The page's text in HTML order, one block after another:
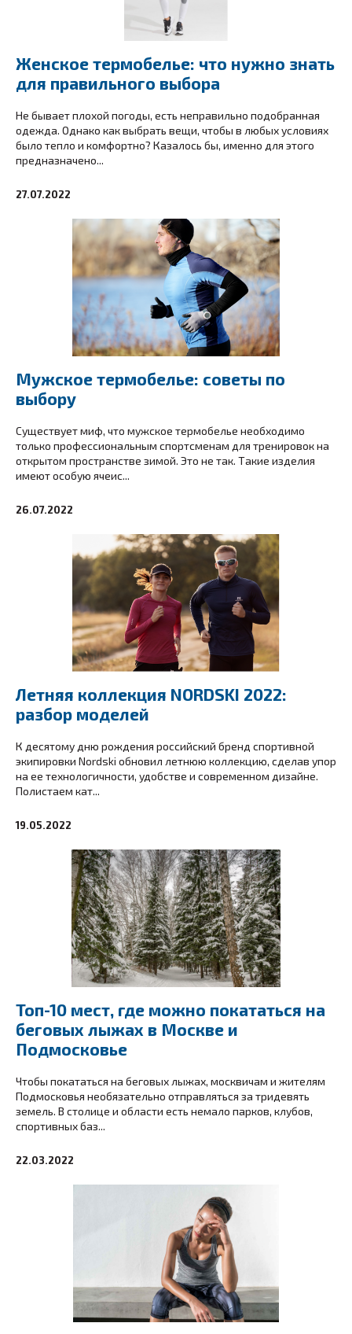
Женское термобелье: что нужно знать
для правильного выбора
Не бывает плохой погоды, есть неправильно подобранная
одежда. Однако как выбрать вещи, чтобы в любых условиях
было тепло и комфортно? Казалось бы, именно для этого
предназначено...
27.07.2022
Мужское термобелье: советы по
выбору
Существует миф, что мужское термобелье необходимо
только профессиональным спортсменам для тренировок на
открытом пространстве зимой. Это не так. Такие изделия
имеют особую ячеис...
26.07.2022
Летняя коллекция NORDSKI 2022:
разбор моделей
К десятому дню рождения российский бренд спортивной
экипировки Nordski обновил летнюю коллекцию, сделав упор
на ее технологичности, удобстве и современном дизайне.
Полистаем кат...
19.05.2022
Топ-10 мест, где можно покататься на
беговых лыжах в Москве и
Подмосковье
Чтобы покататься на беговых лыжах, москвичам и жителям
Подмосковья необязательно отправляться за тридевять
земель. В столице и области есть немало парков, клубов,
спортивных баз...
22.03.2022